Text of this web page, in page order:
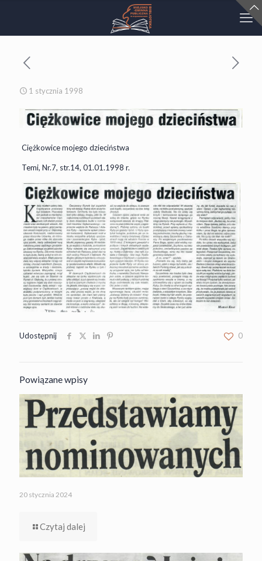
1 stycznia 1998
Ciężkowice mojego dzieciństwa
Temi, Nr.7, str.14, 01.01.1998 r.
Udostępnij 0
Powiązane wpisy
20 stycznia 2024
Czytaj dalej